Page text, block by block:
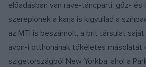
előadásban van rave-táncparti, gőz- és
szereplőnek a karja is kigyullad a
az MTI is beszámolt, a brit társulat
avon-i otthonának tökéletes másolatát
szigetországból New Yorkba, ahol a